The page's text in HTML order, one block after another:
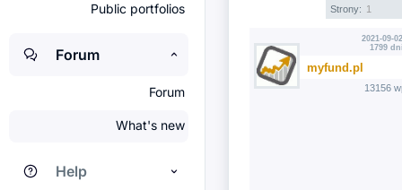
Public portfolios
Forum
Forum
What's new
Help
Strony: 1
2021-09-
1799
myfund.pl
13156